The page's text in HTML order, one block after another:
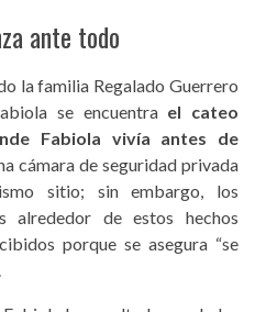
ante todo
la familia Regalado Guerrero
se encuentra el cateo
Fabiola vivía antes de
cámara de seguridad privada
sitio; sin embargo, los
alrededor de estos hechos
porque se asegura “se